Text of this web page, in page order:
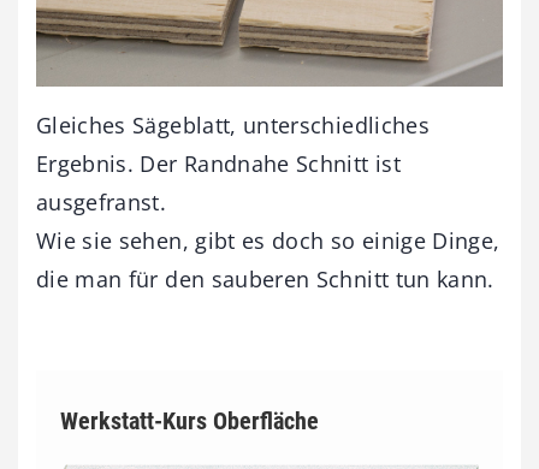
Gleiches Sägeblatt, unterschiedliches
Ergebnis. Der Randnahe Schnitt ist
ausgefranst.
Wie sie sehen, gibt es doch so einige Dinge,
die man für den sauberen Schnitt tun kann.
Werkstatt-Kurs Oberfläche